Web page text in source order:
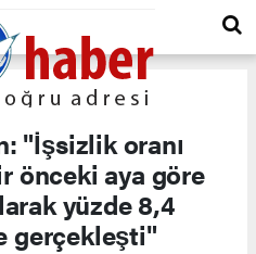
"İşsizlik oranı
önceki aya göre
yüzde 8,4
gerçekleşti"